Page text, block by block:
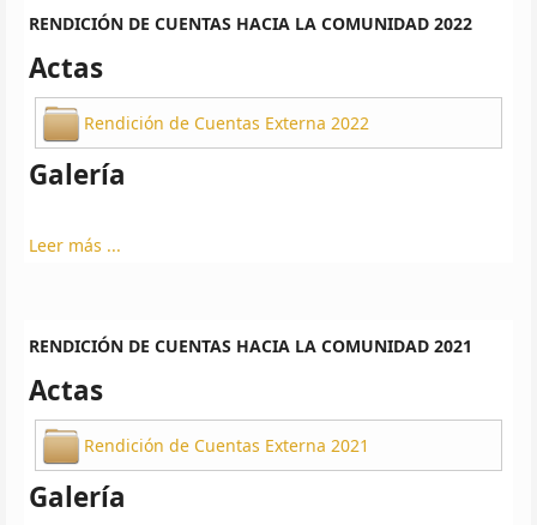
RENDICIÓN DE CUENTAS HACIA LA COMUNIDAD 2022
Actas
Rendición de Cuentas Externa 2022
Galería
Leer más ...
RENDICIÓN DE CUENTAS HACIA LA COMUNIDAD 2021
Actas
Rendición de Cuentas Externa 2021
Galería